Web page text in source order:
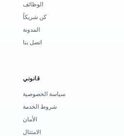
الوظائف
كن شريكاً
المدونة
اتصل بنا
قانوني
سياسة الخصوصية
شروط الخدمة
الأمان
الامتثال